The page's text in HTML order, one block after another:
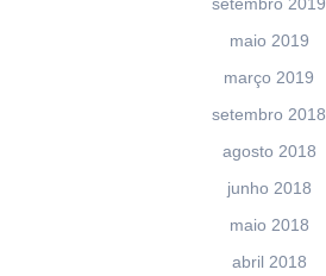
maio 2019
março 2019
setembro 2018
agosto 2018
junho 2018
maio 2018
abril 2018